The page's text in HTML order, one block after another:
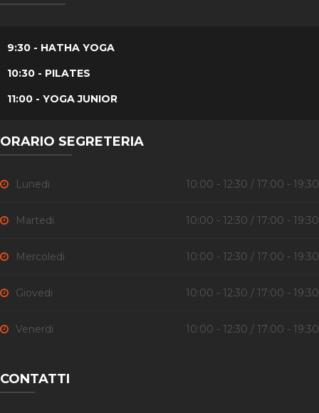
9:30 - HATHA YOGA
10:30 - PILATES
11:00 - YOGA JUNIOR
ORARIO SEGRETERIA
Lunedi 10:00 - 12:30 / 17:00 - 19:30
Martedi 10:00 - 12:30 / 17:00 - 19:30
Mercoledi 10:00 - 12:30 / 17:00 - 19:30
Giovedi 10:00 - 12:30 / 17:00 - 19:30
Venerdi 10:00 - 12:30 / 17:00 - 19:30
CONTATTI